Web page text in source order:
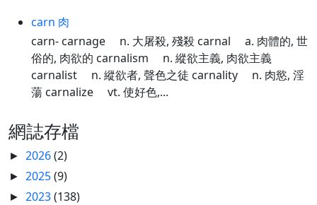
carn 肉
carn- carnage n. 大屠殺, 殘殺 carnal a. 肉體的, 世
俗的, 肉欲的 carnalism n. 縱欲主義, 肉欲主義
carnalist n. 縱欲者, 聲色之徒 carnality n. 肉慾, 淫
蕩 carnalize vt. 使好色,...
網誌存檔
► 2026(2)
► 2025(9)
► 2023(138)